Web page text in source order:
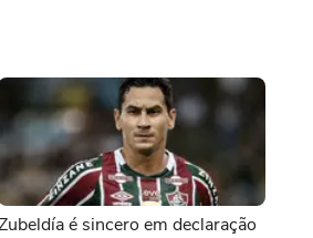
é sincero em declaração